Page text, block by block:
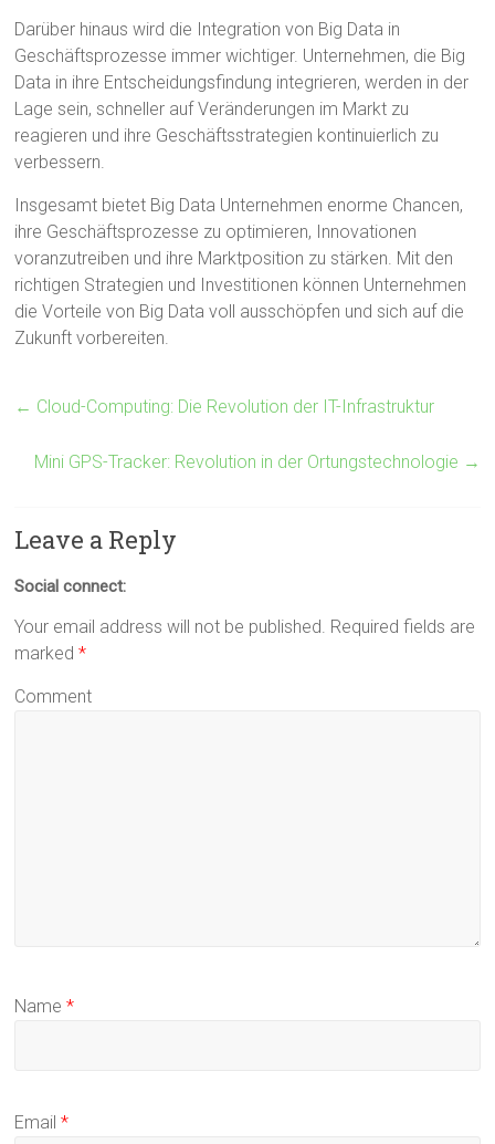
Darüber hinaus wird die Integration von Big Data in
Geschäftsprozesse immer wichtiger. Unternehmen, die Big
Data in ihre Entscheidungsfindung integrieren, werden in der
Lage sein, schneller auf Veränderungen im Markt zu
reagieren und ihre Geschäftsstrategien kontinuierlich zu
verbessern.
Insgesamt bietet Big Data Unternehmen enorme Chancen,
ihre Geschäftsprozesse zu optimieren, Innovationen
voranzutreiben und ihre Marktposition zu stärken. Mit den
richtigen Strategien und Investitionen können Unternehmen
die Vorteile von Big Data voll ausschöpfen und sich auf die
Zukunft vorbereiten.
← Cloud-Computing: Die Revolution der IT-Infrastruktur
Mini GPS-Tracker: Revolution in der Ortungstechnologie →
Leave a Reply
Social connect:
Your email address will not be published. Required fields are
marked*
Comment
Name*
Email*